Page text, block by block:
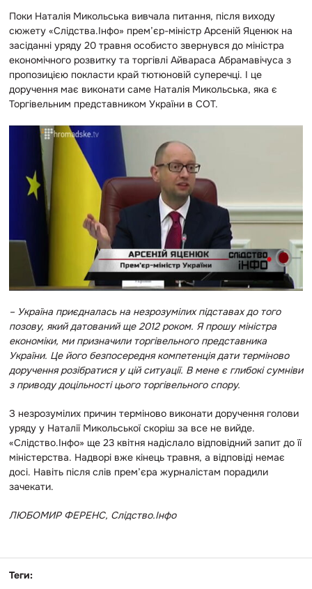
Поки Наталія Микольська вивчала питання, після виходу
сюжету «Слідства.Інфо» прем’єр-міністр Арсеній Яценюк на
засіданні уряду 20 травня особисто звернувся до міністра
економічного розвитку та торгівлі Айвараса Абрамавічуса з
пропозицією покласти край тютюновій суперечці. І це
доручення має виконати саме Наталія Микольська, яка є
Торгівельним представником України в СОТ.
– Україна приєдналась на незрозумілих підставах до того
позову, який датований ще 2012 роком. Я прошу міністра
економіки, ми призначили торгівельного представника
України. Це його безпосередня компетенція дати терміново
доручення розібратися у цій ситуації. В мене є глибокі сумніви
з приводу доцільності цього торгівельного спору.
З незрозумілих причин терміново виконати доручення голови
уряду у Наталії Микольської скоріш за все не вийде.
«Слідство.Інфо» ще 23 квітня надіслало відповідний запит до її
міністерства. Надворі вже кінець травня, а відповіді немає
досі. Навіть після слів прем’єра журналістам порадили
зачекати.
ЛЮБОМИР ФЕРЕНС, Слідство.Інфо
Теги: